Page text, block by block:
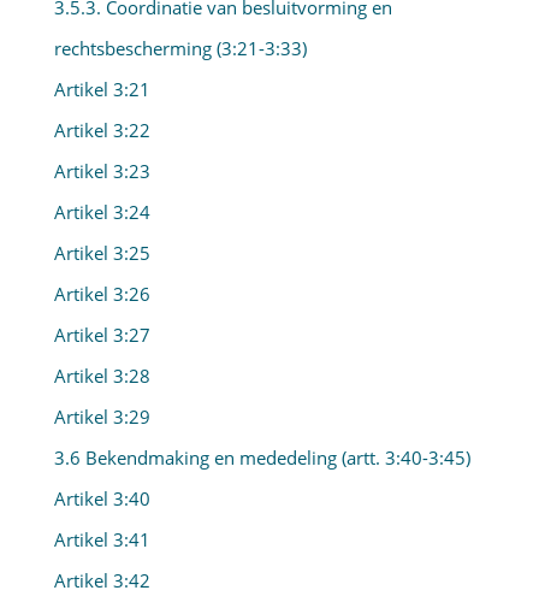
3.5.3. Coordinatie van besluitvorming en
rechtsbescherming (3:21-3:33)
Artikel 3:21
Artikel 3:22
Artikel 3:23
Artikel 3:24
Artikel 3:25
Artikel 3:26
Artikel 3:27
Artikel 3:28
Artikel 3:29
3.6 Bekendmaking en mededeling (artt. 3:40-3:45)
Artikel 3:40
Artikel 3:41
Artikel 3:42